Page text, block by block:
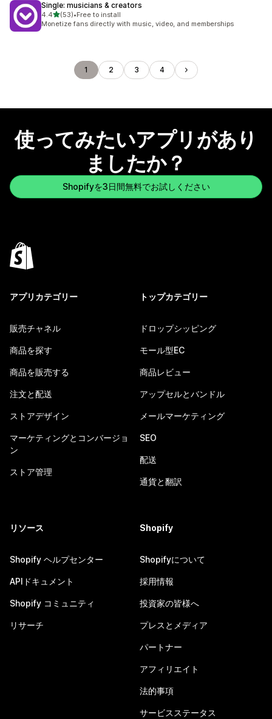
Single: musicians & creators
4.45つ星中
(53)
合計レビュー数：53件
•Free to install
Monetize fans directly with music, video, and memberships
1 2 3 4
使ってみたいアプリがあり
ましたか？
Shopifyを3日間無料でお試しください
アプリカテゴリー
販売チャネル
商品を探す
商品を販売する
注文と配送
ストアデザイン
マーケティングとコンバージョ
ン
ストア管理
トップカテゴリー
ドロップシッピング
モール型EC
商品レビュー
アップセルとバンドル
メールマーケティング
SEO
配送
通貨と翻訳
リソース
Shopify ヘルプセンター
APIドキュメント
Shopify コミュニティ
リサーチ
Shopify
Shopifyについて
採用情報
投資家の皆様へ
プレスとメディア
パートナー
アフィリエイト
法的事項
サービスステータス